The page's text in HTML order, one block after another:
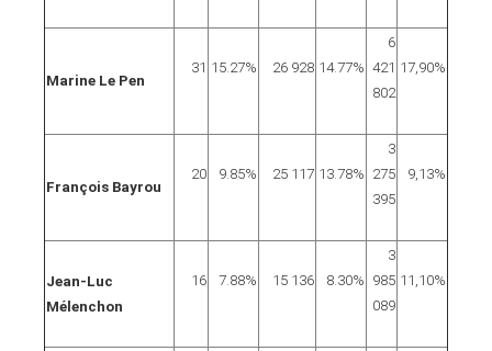
Marine Le Pen
31 15.27% 26 928 14.77%
6
421
802
17,90%
François Bayrou
20 9.85% 25 117 13.78%
3
275
395
9,13%
Jean-Luc
Mélenchon
16 7.88% 15 136 8.30%
3
985
089
11,10%